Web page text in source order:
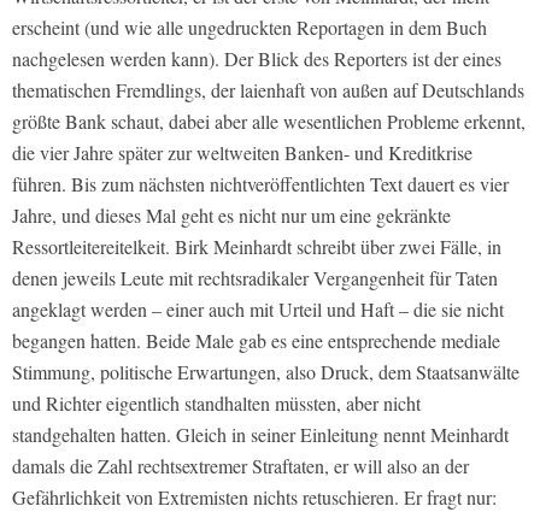
erscheint (und wie alle ungedruckten Reportagen in dem Buch
nachgelesen werden kann). Der Blick des Reporters ist der eines
thematischen Fremdlings, der laienhaft von außen auf Deutschlands
größte Bank schaut, dabei aber alle wesentlichen Probleme erkennt,
die vier Jahre später zur weltweiten Banken- und Kreditkrise
führen. Bis zum nächsten nichtveröffentlichten Text dauert es vier
Jahre, und dieses Mal geht es nicht nur um eine gekränkte
Ressortleitereitelkeit. Birk Meinhardt schreibt über zwei Fälle, in
denen jeweils Leute mit rechtsradikaler Vergangenheit für Taten
angeklagt werden – einer auch mit Urteil und Haft – die sie nicht
begangen hatten. Beide Male gab es eine entsprechende mediale
Stimmung, politische Erwartungen, also Druck, dem Staatsanwälte
und Richter eigentlich standhalten müssten, aber nicht
standgehalten hatten. Gleich in seiner Einleitung nennt Meinhardt
damals die Zahl rechtsextremer Straftaten, er will also an der
Gefährlichkeit von Extremisten nichts retuschieren. Er fragt nur: